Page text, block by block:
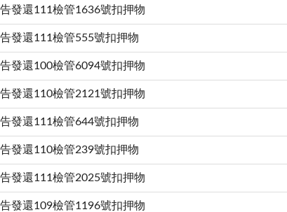
發還111檢管1636號扣押物
發還111檢管555號扣押物
發還100檢管6094號扣押物
發還110檢管2121號扣押物
發還111檢管644號扣押物
發還110檢管239號扣押物
發還111檢管2025號扣押物
發還109檢管1196號扣押物